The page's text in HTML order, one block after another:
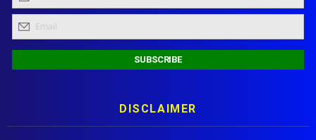
DISCLAIMER